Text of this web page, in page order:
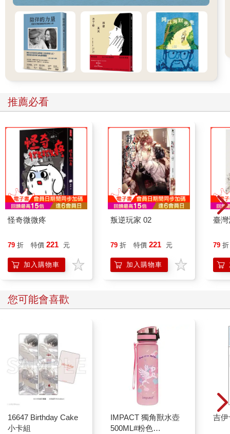
推薦必看
怪奇微微疼
79 折 特價 221 元
加入購物車
叛逆玩家 02
79 折 特價 221 元
加入購物車
臺
79 折
您可能會喜歡
16647 Birthday Cake
小卡組
IMPACT 獨角獸水壺
500ML#粉色
吉